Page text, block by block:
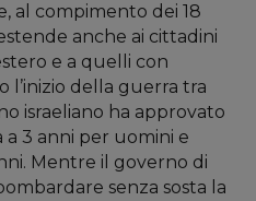
al compimento dei 18
anche ai cittadini
e a quelli con
l’inizio della guerra tra
israeliano ha approvato
a 3 anni per uomini e
Mentre il governo di
senza sosta la